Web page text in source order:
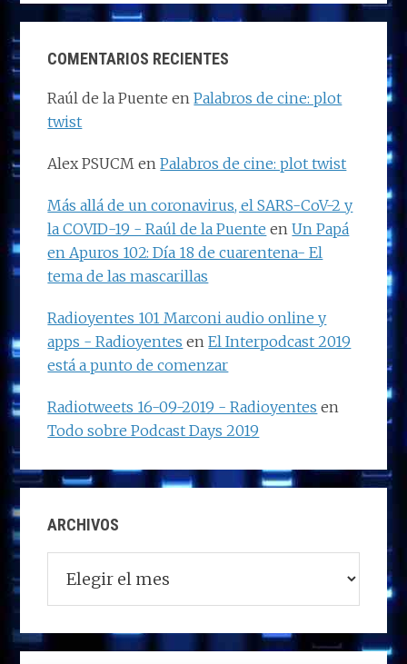
COMENTARIOS RECIENTES
Raúl de la Puente enPalabros de cine: plot
twist
Alex PSUCM enPalabros de cine: plot twist
Más allá de un coronavirus, el SARS-CoV-2 y
la COVID-19 - Raúl de la Puente enUn Papá
en Apuros 102: Día 18 de cuarentena- El
tema de las mascarillas
Radioyentes 101 Marconi audio online y
apps - Radioyentes enEl Interpodcast 2019
está a punto de comenzar
Radiotweets 16-09-2019 - Radioyentes en
Todo sobre Podcast Days 2019
ARCHIVOS